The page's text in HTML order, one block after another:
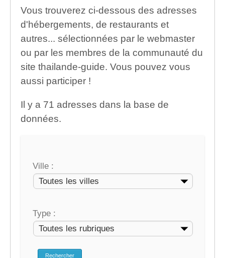
Vous trouverez ci-dessous des adresses
d'hébergements, de restaurants et
autres... sélectionnées par le webmaster
ou par les membres de la communauté du
site thailande-guide. Vous pouvez vous
aussi participer !
Il y a 71 adresses dans la base de
données.
Ville :
Type :